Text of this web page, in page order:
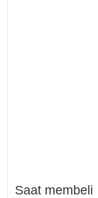
Saat membeli